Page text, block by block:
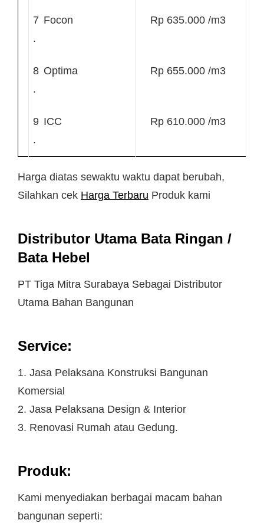
7
.
Focon Rp 635.000 /m3
8
.
Optima Rp 655.000 /m3
9
.
ICC Rp 610.000 /m3
Harga diatas sewaktu waktu dapat berubah,
Silahkan cek Harga Terbaru Produk kami
Distributor Utama Bata Ringan /
Bata Hebel
PT Tiga Mitra Surabaya Sebagai Distributor
Utama Bahan Bangunan
Service:
1. Jasa Pelaksana Konstruksi Bangunan
Komersial
2. Jasa Pelaksana Design & Interior
3. Renovasi Rumah atau Gedung.
Produk:
Kami menyediakan berbagai macam bahan
bangunan seperti: